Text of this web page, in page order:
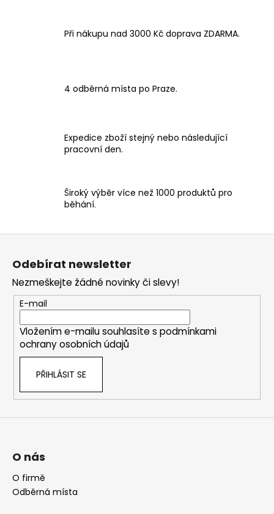
Při nákupu nad 3000 Kč doprava ZDARMA.
4 odběrná místa po Praze.
Expedice zboží stejný nebo následující
pracovní den.
Široký výběr více než 1000 produktů pro
běhání.
Z
Odebírat newsletter
Nezmeškejte žádné novinky či slevy!
E-mail
Vložením e-mailu souhlasíte s podmínkami
ochrany osobních údajů
PŘIHLÁSIT SE
O nás
O firmě
Odběrná místa